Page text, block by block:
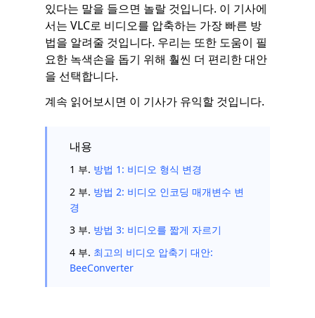
있다는 말을 들으면 놀랄 것입니다. 이 기사에
서는 VLC로 비디오를 압축하는 가장 빠른 방
법을 알려줄 것입니다. 우리는 또한 도움이 필
요한 녹색손을 돕기 위해 훨씬 더 편리한 대안
을 선택합니다.
계속 읽어보시면 이 기사가 유익할 것입니다.
내용
1 부. 방법 1: 비디오 형식 변경
2 부. 방법 2: 비디오 인코딩 매개변수 변
경
3 부. 방법 3: 비디오를 짧게 자르기
4 부. 최고의 비디오 압축기 대안:
BeeConverter